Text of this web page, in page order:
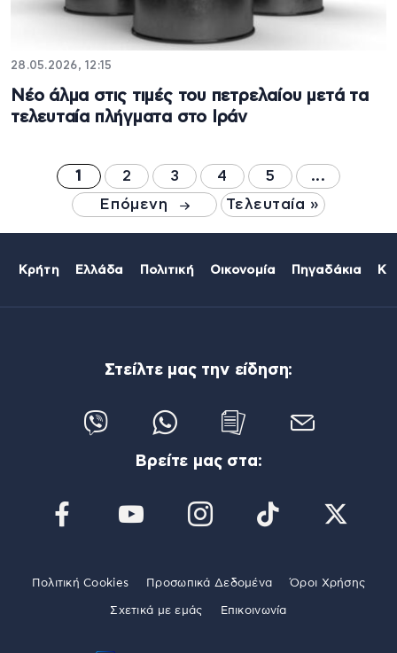
28.05.2026, 12:15
Νέο άλμα στις τιμές του πετρελαίου μετά τα
τελευταία πλήγματα στο Ιράν
1 2 3 4 5
...
Επόμενη
Τελευταία »
Κρήτη Ελλάδα Πολιτική Οικονομία Πηγαδάκια
Στείλτε μας την είδηση:
Βρείτε μας στα:
Πολιτική Cookies Προσωπικά Δεδομένα Όροι Χρήσης
Σχετικά με εμάς Επικοινωνία